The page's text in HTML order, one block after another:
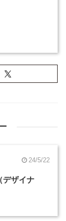
24/5/22
デザイナ